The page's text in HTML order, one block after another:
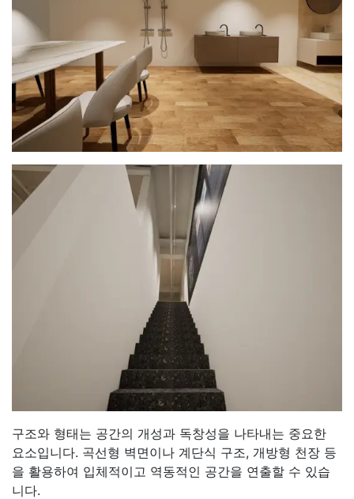
구조와 형태는 공간의 개성과 독창성을 나타내는 중요한
요소입니다. 곡선형 벽면이나 계단식 구조, 개방형 천장 등
을 활용하여 입체적이고 역동적인 공간을 연출할 수 있습
니다.